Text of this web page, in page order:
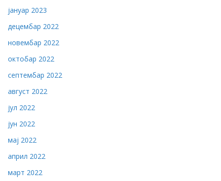
јануар 2023
децембар 2022
новембар 2022
октобар 2022
септембар 2022
август 2022
јул 2022
јун 2022
мај 2022
април 2022
март 2022